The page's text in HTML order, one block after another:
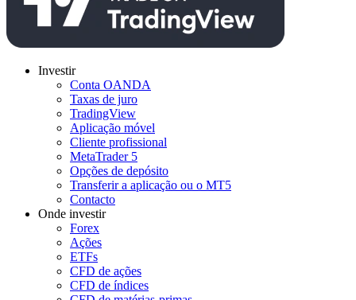
Investir
Conta OANDA
Taxas de juro
TradingView
Aplicação móvel
Cliente profissional
MetaTrader 5
Opções de depósito
Transferir a aplicação ou o MT5
Contacto
Onde investir
Forex
Ações
ETFs
CFD de ações
CFD de índices